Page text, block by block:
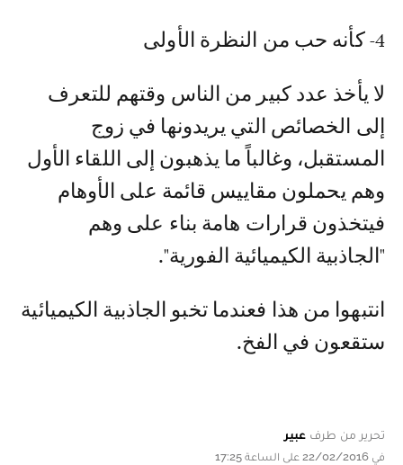
4- كأنه حب من النظرة الأولى
لا يأخذ عدد كبير من الناس وقتهم للتعرف
إلى الخصائص التي يريدونها في زوج
المستقبل، وغالباً ما يذهبون إلى اللقاء الأول
وهم يحملون مقاييس قائمة على الأوهام
فيتخذون قرارات هامة بناء على وهم
"الجاذبية الكيميائية الفورية".
انتبهوا من هذا فعندما تخبو الجاذبية الكيميائية
ستقعون في الفخ.
تحرير من طرف عبير
في 22/02/2016 على الساعة 17:25